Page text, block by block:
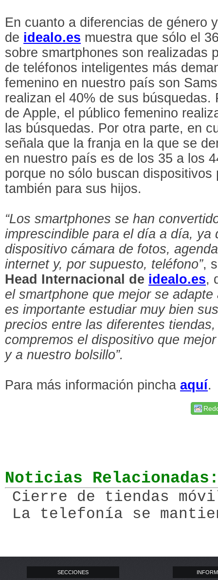
En cuanto a diferencias de género
de idealo.es muestra que sólo el
sobre smartphones son realizadas
de teléfonos inteligentes más
femenino en nuestro país son
realizan el 40% de sus
de Apple, el público femenino
las búsquedas. Por otra parte, en
señala que la franja en la que se
en nuestro país es de los 35 a los
porque no sólo buscan
también para sus hijos.
“Los smartphones se han
imprescindible para el día a día, ya
dispositivo cámara de fotos,
internet y, por supuesto, teléfono”,
Head Internacional de idealo.es,
el smartphone que mejor se
es importante estudiar muy bien
precios entre las diferentes
compremos el dispositivo que
y a nuestro bolsillo”.
Para más información pinchaaquí.
Noticias
Cierre de tiendas
La telefonía se
SECCIONES